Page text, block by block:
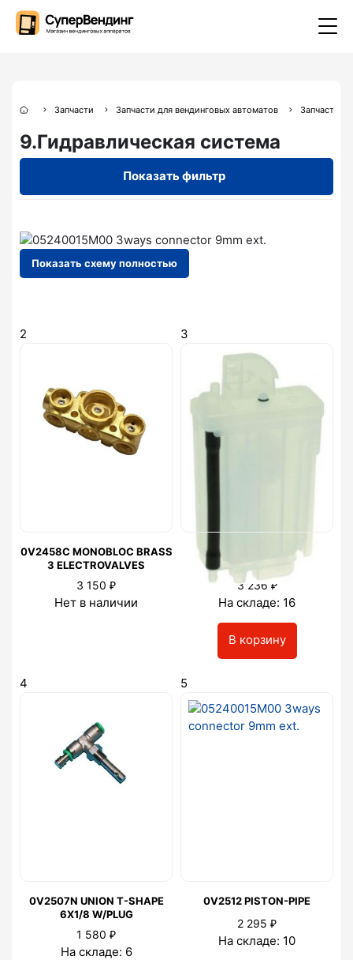
Запчасти Запчасти для вендинговых автоматов Запчасти
9.Гидравлическая система
Показать фильтр
Показать схему полностью
2
0V2458C MONOBLOC BRASS
3 ELECTROVALVES
3 150 ₽
Нет в наличии
3
0V1133 AIR-BREAK
3 236 ₽
На складе: 16
В корзину
4
0V2507N UNION T-SHAPE
6X1/8 W/PLUG
1 580 ₽
На складе: 6
5
0V2512 PISTON-PIPE
2 295 ₽
На складе: 10